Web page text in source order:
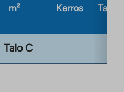
m² Kerros
Talo C